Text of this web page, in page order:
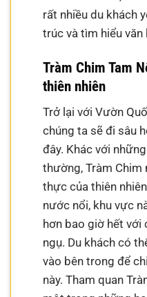
rất nhiều du khách
trúc và tìm hiểu văn
Tràm Chim Tam
thiên nhiên
Trở lại với Vườn
chúng ta sẽ đi sâu
đây. Khác với
thường, Tràm Chim
thực của thiên
nước nổi, khu vực
hơn bao giờ hết với
ngụ. Du khách có
vào bên trong để
này. Tham quan